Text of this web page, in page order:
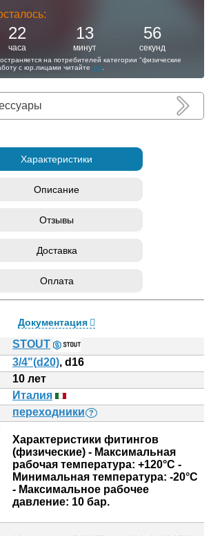
22
часа
13
минут
55
секунд
на потребителей категории "физические
с юр.лицами читайте тут
Характеристики
Описание
Отзывы
Доставка
Оплата
Документация
STOUT
3/4"(d20), d16
10 лет
Италия
переходники ?
Характеристики фитингов
(физические) - Максимальная
рабочая температура: +120°С -
Минимальная температура: -20°С
- Максимальное рабочее
давление: 10 бар.